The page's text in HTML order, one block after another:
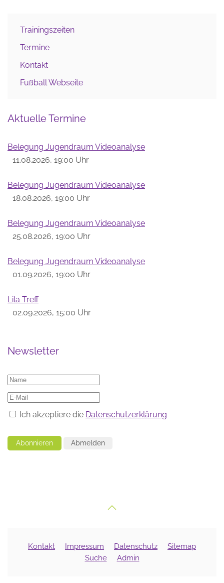
Trainingszeiten
Termine
Kontakt
Fußball Webseite
Aktuelle Termine
Belegung Jugendraum Videoanalyse
11.08.2026, 19:00 Uhr
Belegung Jugendraum Videoanalyse
18.08.2026, 19:00 Uhr
Belegung Jugendraum Videoanalyse
25.08.2026, 19:00 Uhr
Belegung Jugendraum Videoanalyse
01.09.2026, 19:00 Uhr
Lila Treff
02.09.2026, 15:00 Uhr
Newsletter
Ich akzeptiere die Datenschutzerklärung
Abonnieren Abmelden
Kontakt Impressum Datenschutz
Sitemap
Suche
Admin